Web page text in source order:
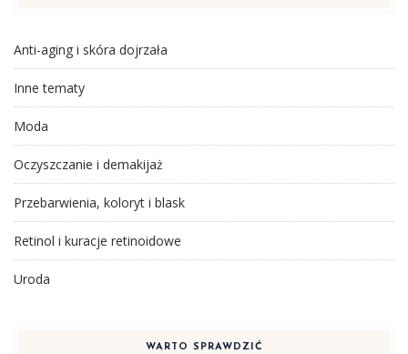
Anti-aging i skóra dojrzała
Inne tematy
Moda
Oczyszczanie i demakijaż
Przebarwienia, koloryt i blask
Retinol i kuracje retinoidowe
Uroda
WARTO SPRAWDZIĆ